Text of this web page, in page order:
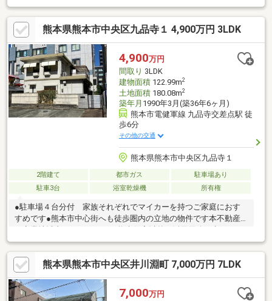
♪☆人気の白川小学校・白川中学校！ご相談／ご内覧は土日祝日
問わず平日も随時受付中♪女性スタッフも在籍中です！☆キッズ
スペース有の店内☆土日のご相談・ご内覧可能です。お子様との
ご来店でもキッズスペースがございますのでご安心してご来店く
ださい♪□お気軽にお問い合わせください♪TEL：096-206-1230
熊本県熊本市中央区九品寺１ 4,900万円 3LDK
4,900万円
間取り 3LDK
建物面積122.99m2
土地面積180.08m2
築年月 1990年3月(築36年6ヶ月)
熊本市電健軍線 九品寺交差点駅 徒
歩6分
その他の交通
熊本県熊本市中央区九品寺１
2階建て 都市ガス
駐車場あり
駐車3台
浴室乾燥機 所有権
●駐車場４台分付 家族それぞれでマイカーを持つご家庭におす
すめです●熊本市中心街へも徒歩圏内の立地の物件です本不動産
る資産価値の高い物件です。現在空家となっている関係で、４台
の駐車スペースををそれぞれ月額１万円で賃貸契約中となってお
りますが、全て解約し自家用とすることも可能ですし、使わない
スペースはそのまま賃貸契約を引き継ぎ、賃料を得ることも可能
です。
熊本県熊本市中央区井川淵町 7,000万円 7LDK
7,000万円